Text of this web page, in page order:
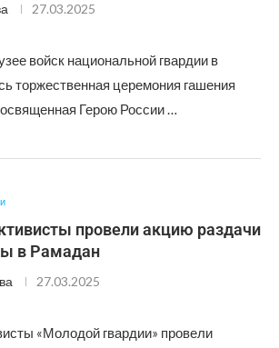
27.03.2025
войск национальной гвардии в
торжественная церемония гашения
Герою России …
провели акцию раздачи
в Рамадан
27.03.2025
«Молодой гвардии» провели